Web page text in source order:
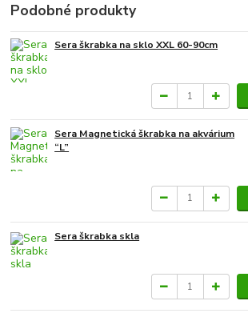
Podobné produkty
Sera škrabka na sklo XXL 60-90cm
Sera Magnetická škrabka na akvárium
“L”
Sera škrabka skla